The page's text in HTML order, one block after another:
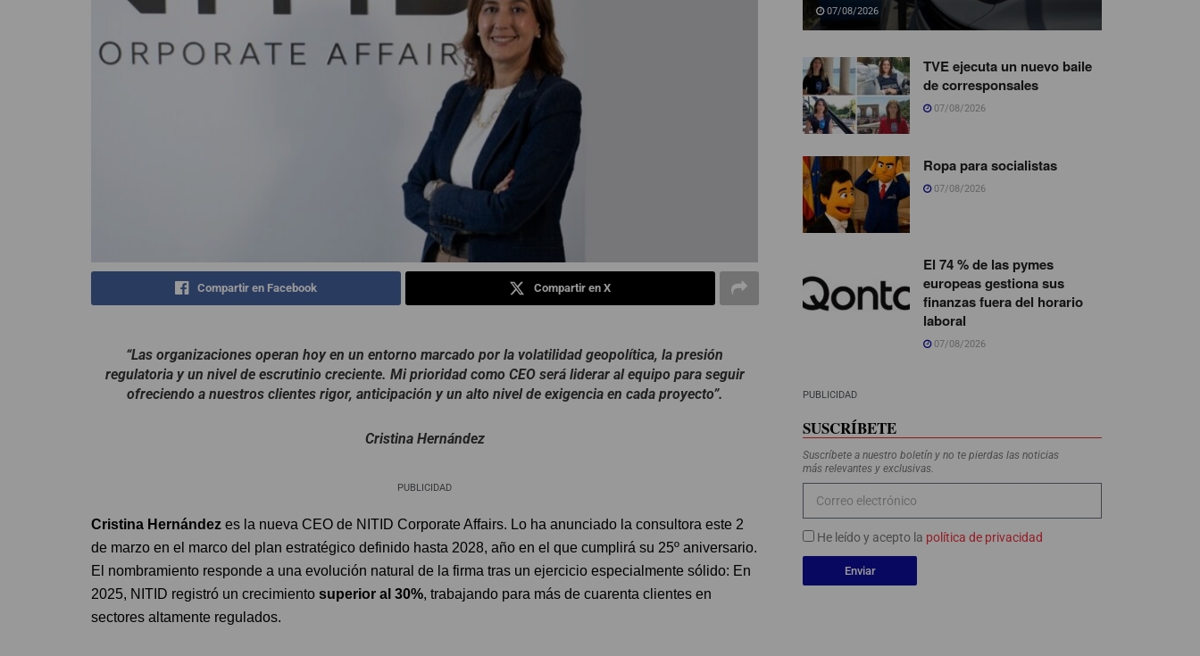
Compartir en Facebook Compartir en X
“Las organizaciones operan hoy en un entorno marcado por la volatilidad geopolítica, la presión
regulatoria y un nivel de escrutinio creciente. Mi prioridad como CEO será liderar al equipo para seguir
ofreciendo a nuestros clientes rigor, anticipación y un alto nivel de exigencia en cada proyecto”.
Cristina Hernández
PUBLICIDAD
Cristina Hernández es la nueva CEO de NITID Corporate Affairs. Lo ha anunciado la consultora este 2
de marzo en el marco del plan estratégico definido hasta 2028, año en el que cumplirá su 25º aniversario.
El nombramiento responde a una evolución natural de la firma tras un ejercicio especialmente sólido: En
2025, NITID registró un crecimiento superior al 30%, trabajando para más de cuarenta clientes en
sectores altamente regulados.
07/08/2026
TVE ejecuta un nuevo baile
de corresponsales
07/08/2026
Ropa para socialistas
07/08/2026
El 74 % de las pymes
europeas gestiona sus
finanzas fuera del horario
laboral
07/08/2026
PUBLICIDAD
SUSCRÍBETE
Suscríbete a nuestro boletín y no te pierdas las noticias
más relevantes y exclusivas.
He leído y acepto la política de privacidad
Enviar